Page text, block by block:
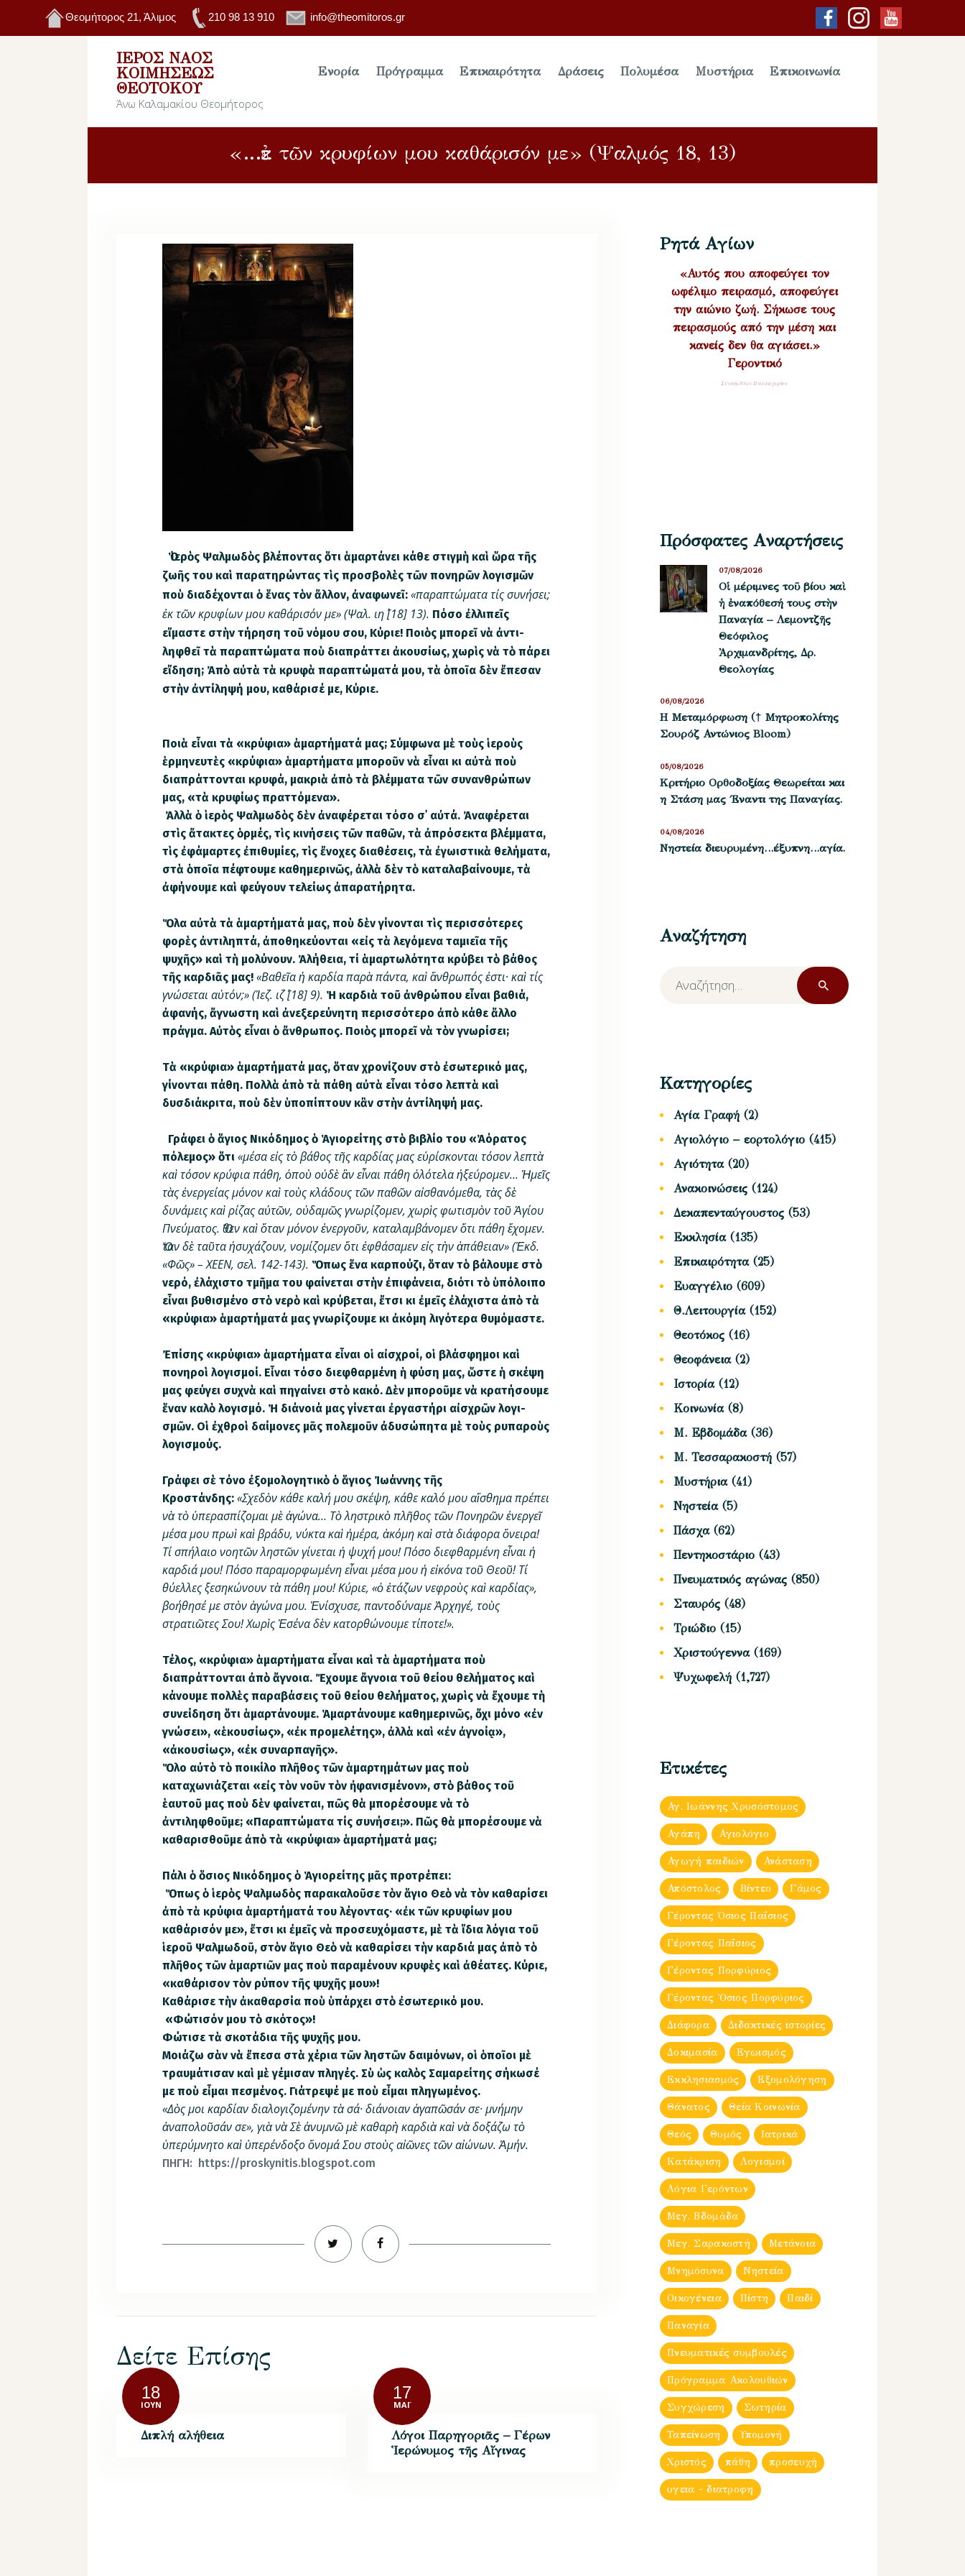
Θεομήτορος 21, Άλιμος 210 98 13 910 info@theomitoros.gr
ΙΕΡΌΣ ΝΑΌΣ
ΚΟΙΜΉΣΕΩΣ
ΘΕΟΤΌΚΟΥ
Άνω Καλαμακίου Θεομήτορος
Ενορία Πρόγραμμα Επικαιρότητα Δράσεις Πολυμέσα Μυστήρια Επικοινωνία
«…ἐκ τῶν κρυφίων μου καθάρισόν με» (Ψαλμός 18, 13)
Ὁ ἱερὸς Ψαλμωδὸς βλέποντας ὅτι ἁ­μαρτάνει κάθε στιγμὴ καὶ ὥρα τῆς
ζωῆς του καὶ παρατηρώντας τὶς προσ­βολὲς τῶν πονηρῶν λογισμῶν
ποὺ διαδέχονται ὁ ἕνας τὸν ἄλλον, ἀναφωνεῖ:«παραπτώματα τίς συνήσει;
ἐκ τῶν κρυ­φίων μου καθάρισόν με» (Ψαλ. ιη΄ [18] 13). Πόσο ἐλλιπεῖς
εἴμαστε στὴν τή­­ρηση τοῦ νόμου σου, Κύριε! Ποιὸς μπορεῖ νὰ ἀ­ντι­
ληφθεῖ τὰ παραπτώματα ποὺ διαπράττει ἀκουσίως, χωρὶς νὰ τὸ πάρει
εἴ­δηση; Ἀπὸ αὐτὰ τὰ κρυφὰ παραπτώματά μου, τὰ ὁποῖα δὲν ἔπεσαν
στὴν ἀντίληψή μου, καθάρισέ με, Κύριε.
Ποιὰ εἶναι τὰ «κρύφια» ἁμαρτήματά μας; Σύμφωνα μὲ τοὺς ἱεροὺς
ἑρμηνευτὲς «κρύφια» ἁμαρτήματα μποροῦν νὰ εἶναι κι αὐτὰ ποὺ
διαπράττονται κρυφά, μακριὰ ἀπὸ τὰ βλέμματα τῶν συνανθρώπων
μας, «τὰ κρυφίως πραττόμενα».
Ἀλλὰ ὁ ἱερὸς Ψαλμωδὸς δὲν ἀναφέρεται τόσο σ᾿ αὐτά. Ἀναφέρεται
στὶς ἄτακτες ὁρμές, τὶς κινήσεις τῶν παθῶν, τὰ ἀπρόσ­εκτα βλέμματα,
τὶς ἐφάμαρτες ἐπιθυμίες, τὶς ἔνοχες διαθέσεις, τὰ ἐγωιστικὰ θε­λήματα,
στὰ ὁποῖα πέφτουμε καθημερινῶς, ἀλλὰ δὲν τὸ καταλαβαίνουμε, τὰ
ἀφήνουμε καὶ φεύγουν τελείως ἀπαρατήρητα.
Ὅλα αὐτὰ τὰ ἁμαρτήματά μας, ποὺ δὲν γίνονται τὶς περισσότερες
φορὲς ἀν­τιληπτά, ἀποθηκεύονται «εἰς τὰ λεγόμενα ταμιεῖα τῆς
ψυχῆς» καὶ τὴ μολύνουν. Ἀλήθεια, τί ἁμαρτωλότητα κρύβει τὸ βά­­θος
τῆς καρδιᾶς μας!«Βαθεῖα ἡ καρδία παρὰ πάντα, καὶ ἄνθρωπός ἐστι· καὶ τίς
γνώσεται αὐτόν;» (Ἰεζ. ιζ΄ [18] 9). Ἡ καρδιὰ τοῦ ἀνθρώπου εἶναι βαθιά,
ἀφανής, ἄγνωστη καὶ ἀνεξερεύνητη περισσότερο ἀπὸ κάθε ἄλλο
πράγμα. Αὐτὸς εἶναι ὁ ἄνθρωπος. Ποιὸς μπορεῖ νὰ τὸν γνωρίσει;
Τὰ «κρύφια» ἁμαρτήματά μας, ὅταν χρο­νίζουν στὸ ἐσωτερικό μας,
γίνον­ται πάθη. Πολλὰ ἀπὸ τὰ πάθη αὐτὰ εἶ­ναι τόσο λεπτὰ καὶ
δυσδιάκριτα, ποὺ δὲν ὑπο­πίπτουν κἂν στὴν ἀντίληψή μας.
Γράφει ὁ ἅγιος Νικόδημος ὁ Ἁγιορείτης στὸ βιβλίο του «Ἀόρατος
πόλεμος» ὅτι«μέσα εἰς τὸ βάθος τῆς καρδίας μας εὑ­ρίσκονται τόσον λεπτὰ
καὶ τόσον κρύ­φια πάθη, ὁποὺ οὐδὲ ἂν εἶναι πάθη ὁλότελα ἠξεύρομεν… Ἠμεῖς
τὰς ἐνεργείας μόνον καὶ τοὺς κλάδους τῶν παθῶν αἰ­σθανόμεθα, τὰς δὲ
δυνάμεις καὶ ρίζας αὐτῶν, οὐ­δαμῶς γνωρίζομεν, χωρὶς φωτισμὸν τοῦ Ἁγίου
Πνεύματος. Ὅθεν καὶ ὅταν μόνον ἐνεργοῦν, καταλαμβάνομεν ὅτι πάθη ἔ­χομεν.
Ὅταν δὲ ταῦτα ἡσυχάζουν, νομίζομεν ὅτι ἐφθάσαμεν εἰς τὴν ἀπάθειαν» (Ἐκδ.
«Φῶς» – ΧΕΕΝ, σελ. 142-143). Ὅ­πως ἕνα καρπούζι, ὅ­ταν τὸ βάλουμε στὸ
νερό, ἐλάχιστο τμῆ­μα του φαίνεται στὴν ἐπιφάνεια, διότι τὸ ὑπόλοιπο
εἶναι βυθισμένο στὸ νερὸ καὶ κρύβεται, ἔτσι κι ἐμεῖς ἐλάχιστα ἀπὸ τὰ
«κρύφια» ἁμαρτήματά μας γνωρίζουμε κι ἀκόμη λιγότερα θυμόμαστε.
Ἐπίσης «κρύφια» ἁμαρτήματα εἶναι οἱ αἰσχροί, οἱ βλάσφημοι καὶ
πονηροὶ λογισμοί. Εἶναι τόσο διεφθαρμένη ἡ φύση μας, ὥστε ἡ σκέψη
μας φεύγει συχνὰ καὶ πηγαίνει στὸ κακό. Δὲν μποροῦμε νὰ κρα­τήσουμε
ἕναν καλὸ λογισμό. Ἡ διά­νοιά μας γίνεται ἐργαστήρι αἰσχρῶν λο­γι­
σμῶν. Οἱ ἐχθροὶ δαίμονες μᾶς πολεμοῦν ἀδυσώπητα μὲ τοὺς ρυπαροὺς
λο­γισμούς.
Γράφει σὲ τόνο ἐξομολογητικὸ ὁ ἅγιος Ἰωάννης τῆς
Κροστάνδης:«Σχεδὸν κάθε καλή μου σκέψη, κάθε καλό μου αἴ­σθημα πρέπει
νὰ τὸ ὑπερασπίζομαι μὲ ἀγώνα… Τὸ ληστρικὸ πλῆθος τῶν Πο­νηρῶν ἐνεργεῖ
μέσα μου πρωὶ καὶ βράδυ, νύκτα καὶ ἡμέρα, ἀκόμη καὶ στὰ διάφορα ὄνειρα!
Τί σπήλαιο νοητῶν ληστῶν γίνεται ἡ ψυχή μου! Πόσο διεφθαρμένη εἶναι ἡ
καρδιά μου! Πόσο παραμορφωμένη εἶ­ναι μέσα μου ἡ εἰκόνα τοῦ Θεοῦ! Τί
θύελλες ξεσηκώνουν τὰ πάθη μου! Κύριε, «ὁ ἐτάζων νεφροὺς καὶ καρδίας»,
βοήθησέ με στὸν ἀγώνα μου. Ἐνίσχυσε, παντοδύναμε Ἀρχηγέ, τοὺς
στρατιῶτες Σου! Χωρὶς Ἐσένα δὲν κατορθώνουμε τίποτε!».
Τέλος, «κρύφια» ἁμαρτήματα εἶναι καὶ τὰ ἁμαρτήματα ποὺ
διαπράττονται ἀπὸ ἄγνοια. Ἔχουμε ἄγνοια τοῦ θείου θελήματος καὶ
κάνουμε πολλὲς παραβάσεις τοῦ θείου θελήματος, χωρὶς νὰ ἔχουμε τὴ
συνείδηση ὅτι ἁμαρτάνουμε. Ἁμαρτάνουμε καθημερινῶς, ὄχι μόνο «ἐν
γνώσει», «ἑκουσίως», «ἐκ προμελέτης», ἀλ­λὰ καὶ «ἐν ἀγνοίᾳ»,
«ἀκουσίως», «ἐκ συναρπαγῆς».
Ὅλο αὐτὸ τὸ ποικίλο πλῆθος τῶν ἁμαρτημάτων μας ποὺ
καταχωνιάζεται «εἰς τὸν νοῦν τὸν ἠφανισμένον», στὸ βάθος τοῦ
ἑαυτοῦ μας ποὺ δὲν φαίνεται, πῶς θὰ μπορέσουμε νὰ τὸ
ἀντιληφθοῦμε; «Παραπτώματα τίς συνήσει;». Πῶς θὰ μπορέσουμε νὰ
καθαρισθοῦμε ἀπὸ τὰ «κρύφια» ἁμαρτήματά μας;
Πάλι ὁ ὅσιος Νικόδημος ὁ Ἁγιορείτης μᾶς προτρέπει:
Ὅπως ὁ ἱερὸς Ψαλμωδὸς παρακαλοῦσε τὸν ἅγιο Θεὸ νὰ τὸν καθαρίσει
ἀπὸ τὰ κρύφια ἁμαρτήματά του λέγοντας· «ἐκ τῶν κρυφίων μου
καθάρισόν με», ἔτσι κι ἐμεῖς νὰ προσευχόμαστε, μὲ τὰ ἴδια λόγια τοῦ
ἱεροῦ Ψαλμωδοῦ, στὸν ἅγιο Θεὸ νὰ καθαρίσει τὴν καρδιά μας ἀπὸ τὸ
πλῆθος τῶν ἁμαρτιῶν μας ποὺ παραμένουν κρυφὲς καὶ ἀθέατες. Κύριε,
«καθάρισον τὸν ρύπον τῆς ψυχῆς μου»!
Καθάρισε τὴν ἀκαθαρσία ποὺ ὑ­πάρχει στὸ ἐσωτερικό μου.
«Φώτισόν μου τὸ σκότος»!
Φώτισε τὰ σκοτάδια τῆς ψυχῆς μου.
Μοιάζω σὰν νὰ ἔπεσα στὰ χέρια τῶν ληστῶν δαιμόνων, οἱ ὁποῖοι μὲ
τραυμάτισαν καὶ μὲ γέμισαν πληγές. Σὺ ὡς καλὸς Σαμαρείτης σήκωσέ
με ποὺ εἶμαι πεσμένος. Γιάτρεψέ με ποὺ εἶμαι πληγωμένος.
«Δὸς μοι καρδίαν διαλογιζομένην τὰ σά· διάνοιαν ἀγαπῶσάν σε· μνήμην
ἀναπολοῦσάν σε», γιὰ νὰ Σὲ ἀ­ν­υμνῶ μὲ καθαρὴ καρδιὰ καὶ νὰ δοξάζω τὸ
ὑπερύμνητο καὶ ὑπερένδοξο ὄνομά Σου στοὺς αἰῶνες τῶν αἰώνων. Ἀμήν.
ΠΗΓΗ: https://proskynitis.blogspot.com
Δείτε Επίσης
18
ΙΟΎΝ
Διπλή αλήθεια
17
ΜΆΙ
Λόγοι Παρηγοριᾶς – Γέρων
Ἱερώνυμος τῆς Αἴγινας
Ρητά Αγίων
«Αυτός που αποφεύγει τον
ωφέλιμο πειρασμό, αποφεύγει
την αιώνιο ζωή. Σήκωσε τους
πειρασμούς από την μέση και
κανείς δεν θα αγιάσει.»
Γεροντικό
Σύναξη Νέων Παλαιοχωρίου
Πρόσφατες Αναρτήσεις
Οἱ μέριμνες τοῦ βίου καὶ
ἡ ἐναπόθεσή τους στὴν
Παναγία – Λεμοντζῆς
Θεόφιλος
Ἀρχιμανδρίτης, Δρ.
Θεολογίας
07/08/2026
Η Μεταμόρφωση († Μητροπολίτης
Σουρόζ Αντώνιος Bloom)
06/08/2026
Kριτήριο Oρθοδοξίας Θεωρείται και
η Στάση μας ΄Εναντι της Παναγίας.
05/08/2026
Νηστεία διευρυμένη…έξυπνη…αγία.
04/08/2026
Αναζήτηση
Αναζήτηση
για:
Κατηγορίες
Αγία Γραφή (2)
Αγιολόγιο – εορτολόγιο (415)
Αγιότητα(20)
Ανακοινώσεις (124)
Δεκαπενταύγουστος (53)
Εκκλησία(135)
Επικαιρότητα(25)
Ευαγγέλιο (609)
Θ.Λειτουργία(152)
Θεοτόκος (16)
Θεοφάνεια(2)
Ιστορία(12)
Κοινωνία(8)
Μ. Εβδομάδα(36)
Μ. Τεσσαρακοστή (57)
Μυστήρια(41)
Νηστεία(5)
Πάσχα(62)
Πεντηκοστάριο (43)
Πνευματικός αγώνας (850)
Σταυρός (48)
Τριώδιο (15)
Χριστούγεννα(169)
Ψυχωφελή (1,727)
Ετικέτες
Αγ. Ιωάννης Χρυσόστομος
Αγάπη Αγιολόγιο
Αγωγή παιδιών Ανάσταση
Απόστολος Βίντεο Γάμος
Γέροντας Όσιος Παΐσιος
Γέροντας Παΐσιος
Γέροντας Πορφύριος
Γέροντας Ὀσιος Πορφύριος
Διάφορα Διδακτικές ιστορίες
Δοκιμασία Εγωισμός
Εκκλησιασμός Εξομολόγηση
Θάνατος Θεία Κοινωνία
Θεός Θυμός Ιατρικά
Κατάκριση Λογισμοί
Λόγια Γερόντων
Μεγ. Βδομἀδα
Μεγ. Σαρακοστή Μετάνοια
Μνημόσυνα Νηστεία
Οικογένεια Πίστη Παιδί
Παναγία
Πνευματικές συμβουλές
Πρόγραμμα Ακολουθιών
Συγχώρεση Σωτηρία
Ταπείνωση Υπομονή
Χριστός πάθη προσευχή
υγεια - διατροφη